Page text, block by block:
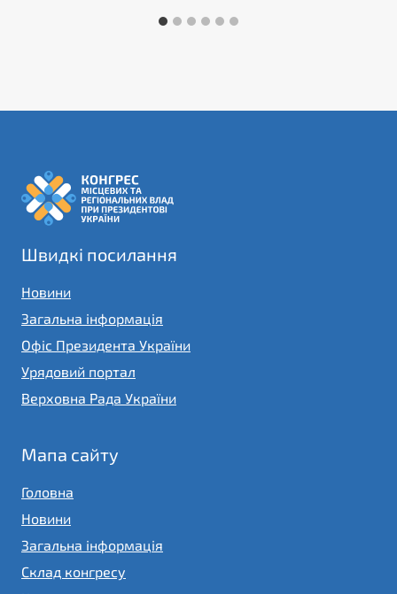
Швидкі посилання
Новини
Загальна інформація
Офіс Президента України
Урядовий портал
Верховна Рада України
Мапа сайту
Головна
Новини
Загальна інформація
Склад конгресу